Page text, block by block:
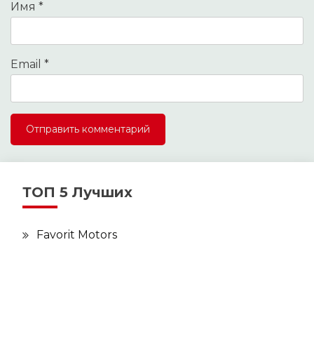
Имя *
Email *
ТОП 5 Лучших
Favorit Motors